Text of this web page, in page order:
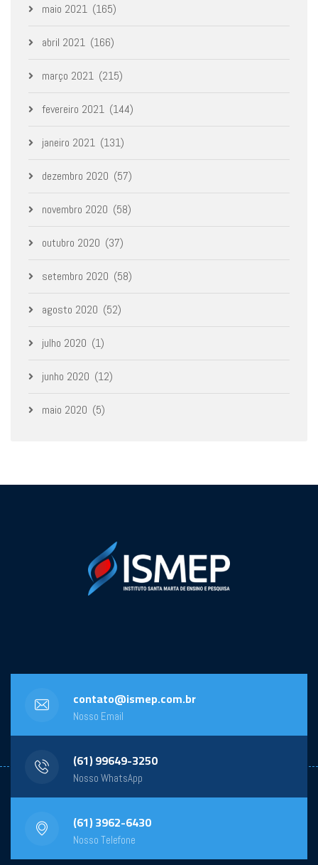
maio 2021 (165)
abril 2021 (166)
março 2021 (215)
fevereiro 2021 (144)
janeiro 2021 (131)
dezembro 2020 (57)
novembro 2020 (58)
outubro 2020 (37)
setembro 2020 (58)
agosto 2020 (52)
julho 2020 (1)
junho 2020 (12)
maio 2020 (5)
contato@ismep.com.br
Nosso Email
(61) 99649-3250
Nosso WhatsApp
(61) 3962-6430
Nosso Telefone